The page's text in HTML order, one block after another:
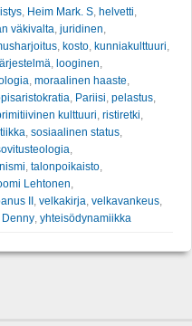
Heim Mark. S helvetti
väkivalta juridinen
kosto kunniakulttuuri
looginen
moraalinen haaste
Pariisi pelastus
kulttuuri ristiretki
sosiaalinen status
talonpoikaisto
Lehtonen
II velkakirja velkavankeus
Denny yhteisödynamiikka